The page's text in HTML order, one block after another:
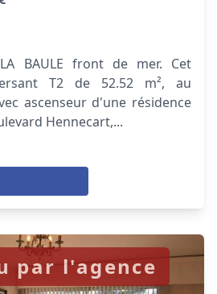
BAULE front de mer. Cet
T2 de 52.52 m², au
ascenseur d'une résidence
Hennecart,...
par l'agence